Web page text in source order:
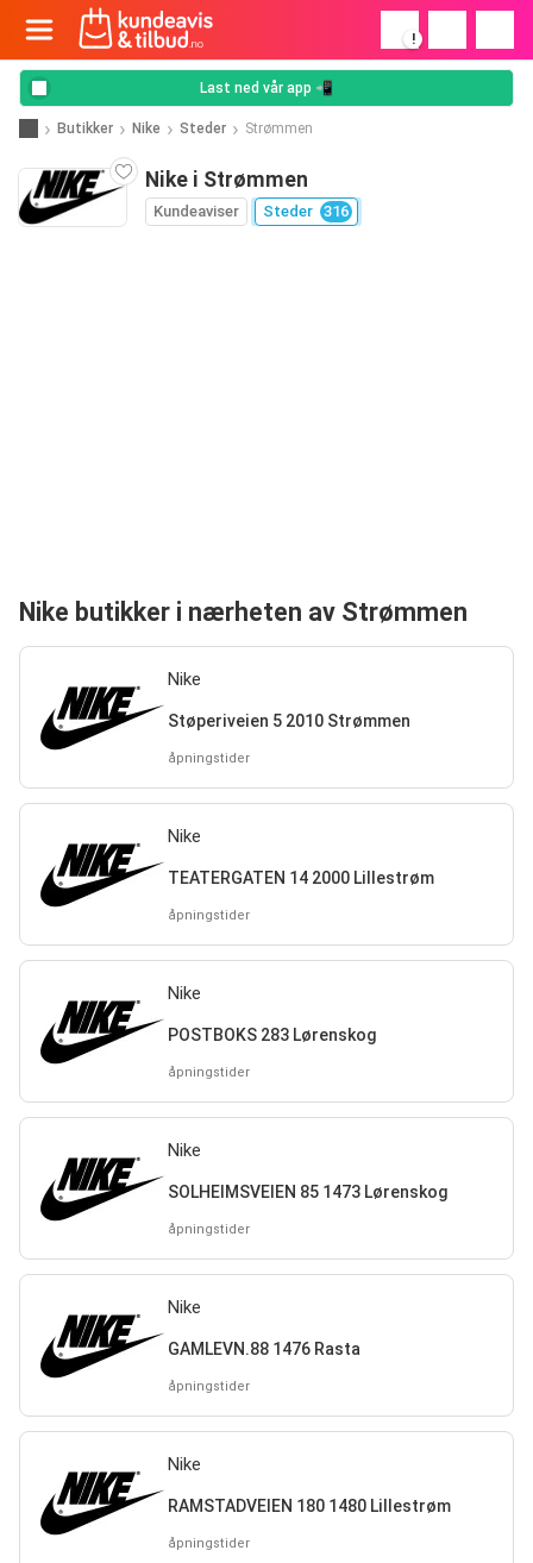
!
Last ned vår app 📲
Butikker Nike Steder Strømmen
Nike i Strømmen
Kundeaviser Steder 316
Nike butikker i nærheten av Strømmen
Nike
Støperiveien 5 2010 Strømmen
åpningstider
Nike
TEATERGATEN 14 2000 Lillestrøm
åpningstider
Nike
POSTBOKS 283 Lørenskog
åpningstider
Nike
SOLHEIMSVEIEN 85 1473 Lørenskog
åpningstider
Nike
GAMLEVN.88 1476 Rasta
åpningstider
Nike
RAMSTADVEIEN 180 1480 Lillestrøm
åpningstider